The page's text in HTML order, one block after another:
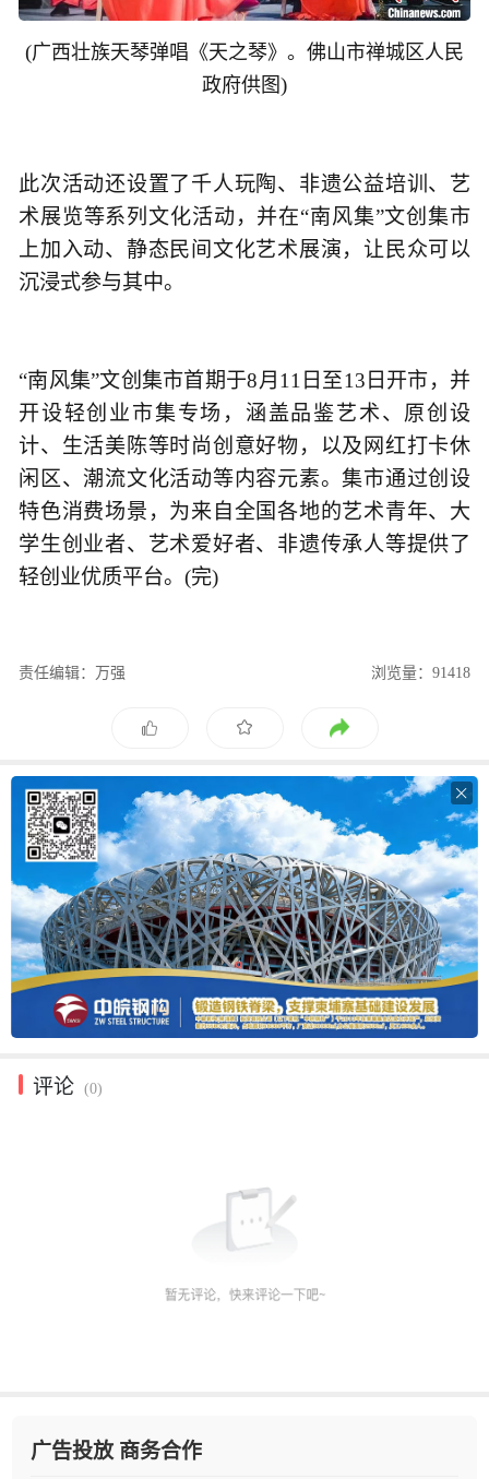
(广西壮族天琴弹唱《天之琴》。佛山市禅城区人民
政府供图)
此次活动还设置了千人玩陶、非遗公益培训、艺
术展览等系列文化活动，并在“南风集”文创集市
上加入动、静态民间文化艺术展演，让民众可以
沉浸式参与其中。
“南风集”文创集市首期于8月11日至13日开市，并
开设轻创业市集专场，涵盖品鉴艺术、原创设
计、生活美陈等时尚创意好物，以及网红打卡休
闲区、潮流文化活动等内容元素。集市通过创设
特色消费场景，为来自全国各地的艺术青年、大
学生创业者、艺术爱好者、非遗传承人等提供了
轻创业优质平台。(完)
责任编辑：万强 浏览量：91418

评论 (0)
广告投放 商务合作